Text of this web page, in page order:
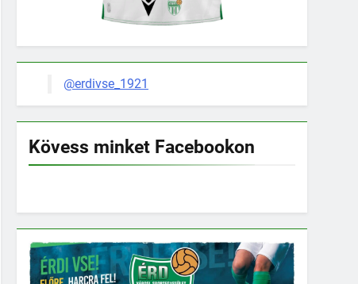
@erdivse_1921
Kövess minket Facebookon